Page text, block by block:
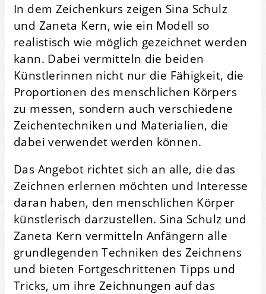
In dem Zeichenkurs zeigen Sina Schulz
und Zaneta Kern, wie ein Modell so
realistisch wie möglich gezeichnet werden
kann. Dabei vermitteln die beiden
Künstlerinnen nicht nur die Fähigkeit, die
Proportionen des menschlichen Körpers
zu messen, sondern auch verschiedene
Zeichentechniken und Materialien, die
dabei verwendet werden können.
Das Angebot richtet sich an alle, die das
Zeichnen erlernen möchten und Interesse
daran haben, den menschlichen Körper
künstlerisch darzustellen. Sina Schulz und
Zaneta Kern vermitteln Anfängern alle
grundlegenden Techniken des Zeichnens
und bieten Fortgeschrittenen Tipps und
Tricks, um ihre Zeichnungen auf das